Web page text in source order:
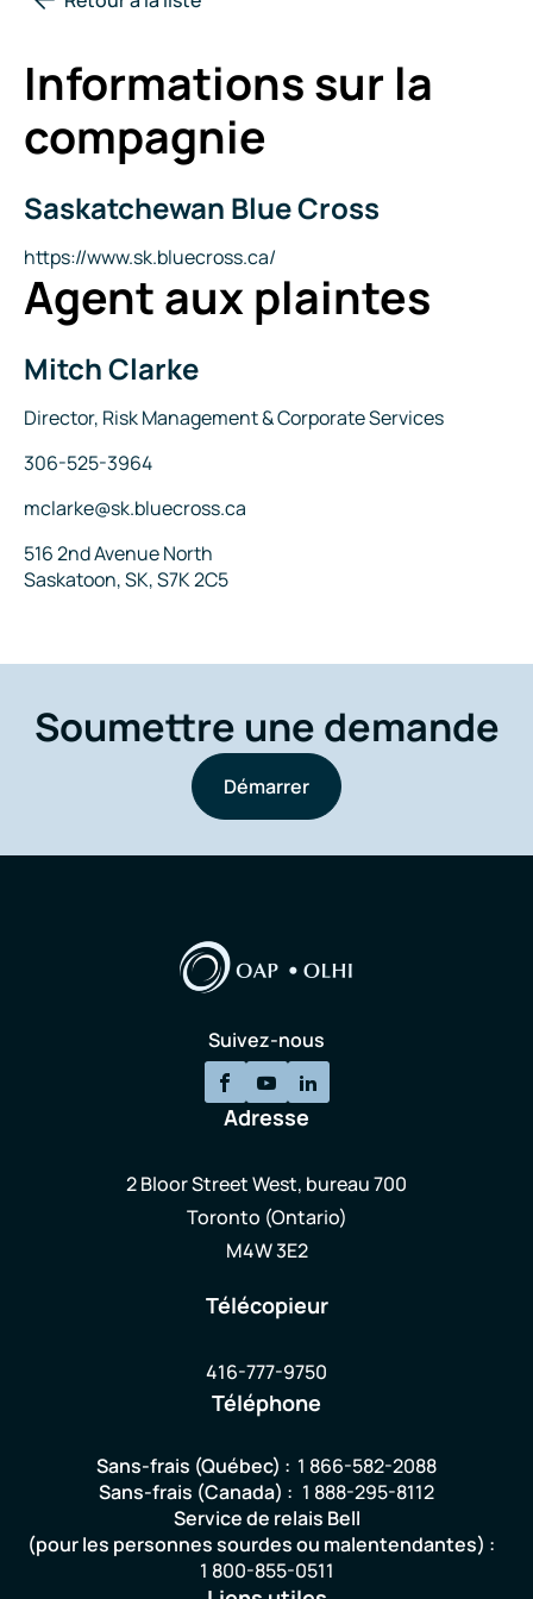
Informations sur la
compagnie
Nom
la
compagnie
Saskatchewan Blue Cross
Site
Internet
https://www.sk.bluecross.ca/
Agent aux plaintes
Nom
Mitch Clarke
Titre
Director, Risk Management & Corporate Services
Téléphone
306-525-3964
Courriel
mclarke@sk.bluecross.ca
Adresse
516 2nd Avenue North
Saskatoon, SK, S7K 2C5
Soumettre une demande
Démarrer
Suivez-nous
Adresse
2 Bloor Street West, bureau 700
Toronto (Ontario)
M4W 3E2
Télécopieur
416-777-9750
Téléphone
Sans-frais (Québec) : 1 866-582-2088
Sans-frais (Canada) : 1 888-295-8112
Service de relais Bell
(pour les personnes sourdes ou malentendantes) :
1 800-855-0511